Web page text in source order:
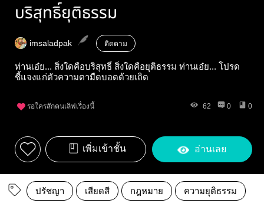
บริสุทธิ์ยุติธรรม
imsaladpak ติดตาม
ท่านเอ๋ย... สิ่งใดคือบริสุทธิ์ สิ่งใดคือยุติธรรม ท่านเอ๋ย... โปรด
ชี้แจงแก่ตัวความตามืดบอดด้วยเถิด
รอใครสักคนเลิฟเรื่องนี้ 62 0 0
เพิ่มเข้าชั้น อ่านเลย
ปรัชญา เสียดสี กฎหมาย ความยุติธรรม